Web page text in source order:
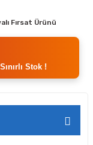
Fırsat Ürünü
Sınırlı Stok !